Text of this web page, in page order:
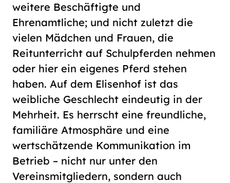
weitere Beschäftigte und
Ehrenamtliche; und nicht zuletzt die
vielen Mädchen und Frauen, die
Reitunterricht auf Schulpferden nehmen
oder hier ein eigenes Pferd stehen
haben. Auf dem Elisenhof ist das
weibliche Geschlecht eindeutig in der
Mehrheit. Es herrscht eine freundliche,
familiäre Atmosphäre und eine
wertschätzende Kommunikation im
Betrieb – nicht nur unter den
Vereinsmitgliedern, sondern auch